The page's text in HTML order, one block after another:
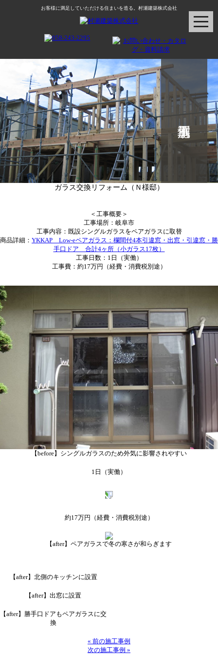
お客様に満足していただける住まいを造る。村瀬建築株式会社
ガラス交換リフォーム（Ｎ様邸）
＜工事概要＞
工事場所：岐阜市
工事内容：既設シングルガラスをペアガラスに取替
商品詳細： YKKAP Low-eペアガラス：欄間付4本引違窓・出窓・引違窓・勝
手口ドア 合計4ヶ所（小ガラス17枚）
工事日数：1日（実働）
工事費：約17万円（経費・消費税別途）
【before】シングルガラスのため外気に影響されやすい
1日（実働）
約17万円 （経費・消費税別途）
【after】ペアガラスで冬の寒さが和らぎます
【after】北側のキッチンに設置
【after】出窓に設置
【after】勝手口ドアもペアガラスに交
換
« 前の施工事例
次の施工事例 »